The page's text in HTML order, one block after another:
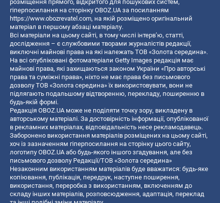
розміщення прямого, відкритого для пошукових систем,
гіперпосилання на сторінку OBOZ.UA за посиланням
https://www.obozrevatel.com, на якій розміщено оригінальний
матеріал в першому абзаці матеріалу.
Всі матеріали на цьому сайті, в тому числі інтерв’ю, статті,
дослідження – є службовими творами журналістів редакції,
виключні майнові права на які належать ТОВ «Золота середина».
На всі опубліковані фотоматеріали Getty Images редакція має
майнові права, які захищаються законом України «Про авторські
права та суміжні права», ніхто не має права без письмового
дозволу ТОВ «Золота середина» їх використовувати, вони не
підлягають подальшому відтворенню, перекладу, поширенню в
будь-якій формі.
Редакція OBOZ.UA може не поділяти точку зору, викладену в
авторському матеріалі. За достовірність інформації, опублікованої
в рекламних матеріалах, відповідальність несе рекламодавець.
Заборонено використання матеріалів розміщених на цьому сайті,
хоч із зазначенням гіперпосилання на сторінку цього сайту,
логотипу OBOZ.UA або будь-якого іншого згадування, але без
письмового дозволу Редакції/ТОВ «Золота середина»
Незаконним використанням матеріалів буде вважатися: будь-яке
копiювання, публiкацiя, передрук, наступне поширення,
використання, переробка з використанням, включенням до
складу інших матеріалів, розповсюдження, адаптація, переклад